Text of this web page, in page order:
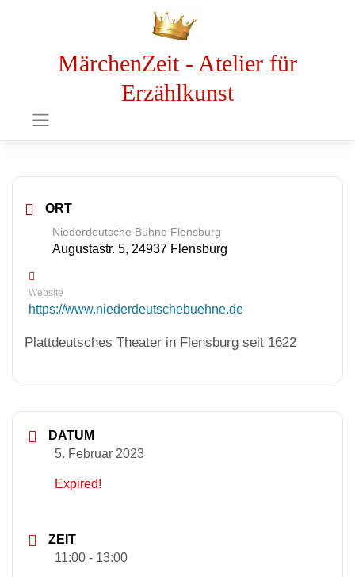
MärchenZeit - Atelier für
Erzählkunst
ORT
Niederdeutsche Bühne Flensburg
Augustastr. 5, 24937 Flensburg
Website
https://www.niederdeutschebuehne.de
Plattdeutsches Theater in Flensburg seit 1622
DATUM
5. Februar 2023
Expired!
ZEIT
11:00 - 13:00